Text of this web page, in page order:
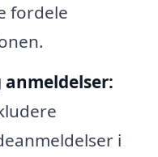
fordele
i